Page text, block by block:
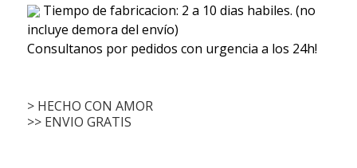
Tiempo de fabricacion: 2 a 10 dias habiles. (no
incluye demora del envío)
Consultanos por pedidos con urgencia a los 24h!
> HECHO CON AMOR
>> ENVIO GRATIS